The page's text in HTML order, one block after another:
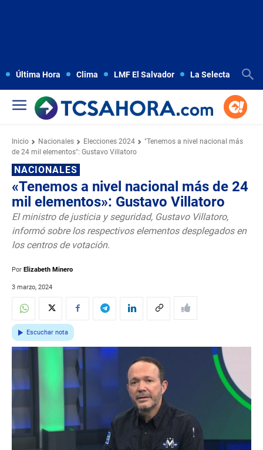
Última Hora Clima LMF El Salvador La Selecta
Inicio Nacionales Elecciones 2024
"Tenemos a nivel nacional más
de 24 mil elementos": Gustavo Villatoro
NACIONALES
«Tenemos a nivel nacional más de 24
mil elementos»: Gustavo Villatoro
El ministro de justicia y seguridad, Gustavo Villatoro,
informó sobre los respectivos elementos desplegados en
los centros de votación.
Por Elizabeth Minero
3 marzo, 2024
Escuchar nota